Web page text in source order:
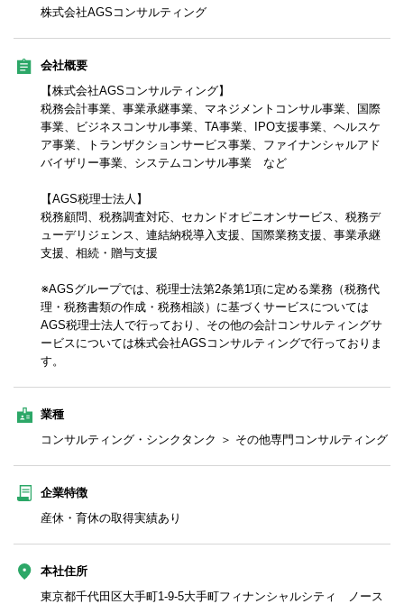
株式会社AGSコンサルティング
会社概要
【株式会社AGSコンサルティング】
税務会計事業、事業承継事業、マネジメントコンサル事業、国際
事業、ビジネスコンサル事業、TA事業、IPO支援事業、ヘルスケ
ア事業、トランザクションサービス事業、ファイナンシャルアド
バイザリー事業、システムコンサル事業 など
【AGS税理士法人】
税務顧問、税務調査対応、セカンドオピニオンサービス、税務デ
ューデリジェンス、連結納税導入支援、国際業務支援、事業承継
支援、相続・贈与支援
※AGSグループでは、税理士法第2条第1項に定める業務（税務代
理・税務書類の作成・税務相談）に基づくサービスについては
AGS税理士法人で行っており、その他の会計コンサルティングサ
ービスについては株式会社AGSコンサルティングで行っておりま
す。
業種
コンサルティング・シンクタンク ＞ その他専門コンサルティング
企業特徴
産休・育休の取得実績あり
本社住所
東京都千代田区大手町1-9-5大手町フィナンシャルシティ ノース